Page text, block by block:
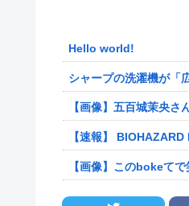
Hello world!
【画像】五百城茉央さ
【速報】 BIOHAZARD
【画像】このbokeて